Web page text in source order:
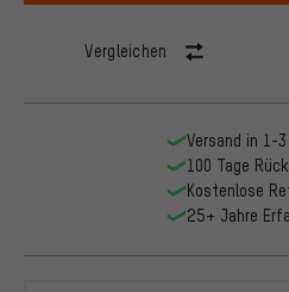
Vergleichen
Versand in 1-
100 Tage
Kostenlose
25+ Jahre